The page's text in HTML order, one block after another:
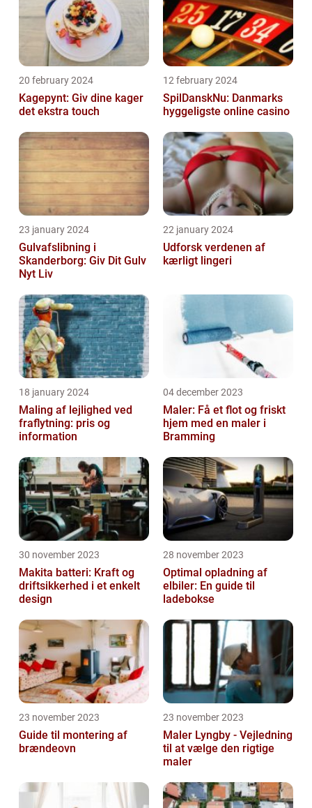
20 february 2024
Kagepynt: Giv dine kager
det ekstra touch
12 february 2024
SpilDanskNu: Danmarks
hyggeligste online casino
23 january 2024
Gulvafslibning i
Skanderborg: Giv Dit Gulv
Nyt Liv
22 january 2024
Udforsk verdenen af
kærligt lingeri
18 january 2024
Maling af lejlighed ved
fraflytning: pris og
information
04 december 2023
Maler: Få et flot og friskt
hjem med en maler i
Bramming
30 november 2023
Makita batteri: Kraft og
driftsikkerhed i et enkelt
design
28 november 2023
Optimal opladning af
elbiler: En guide til
ladebokse
23 november 2023
Guide til montering af
brændeovn
23 november 2023
Maler Lyngby - Vejledning
til at vælge den rigtige
maler